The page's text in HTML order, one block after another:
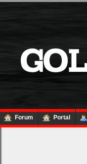
Forum Portal